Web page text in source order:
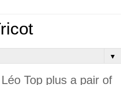
▼
Top plus a pair of